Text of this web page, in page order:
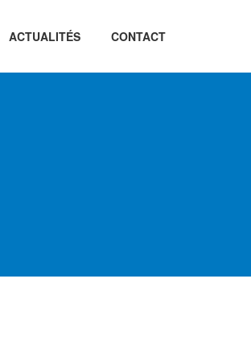
ACTUALITÉS CONTACT